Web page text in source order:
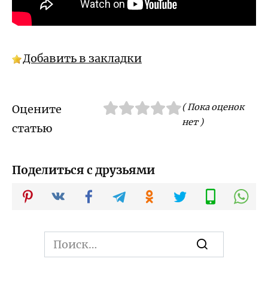
Добавить в закладки
Оцените
статью
( Пока оценок
нет )
Поделиться с друзьями
Search
for: